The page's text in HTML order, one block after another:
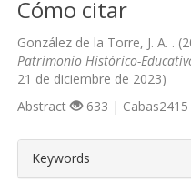
Cómo citar
González de la Torre, J. A. .
Patrimonio Histórico-
21 de diciembre de 2023)
Abstract 633 |
Keywords